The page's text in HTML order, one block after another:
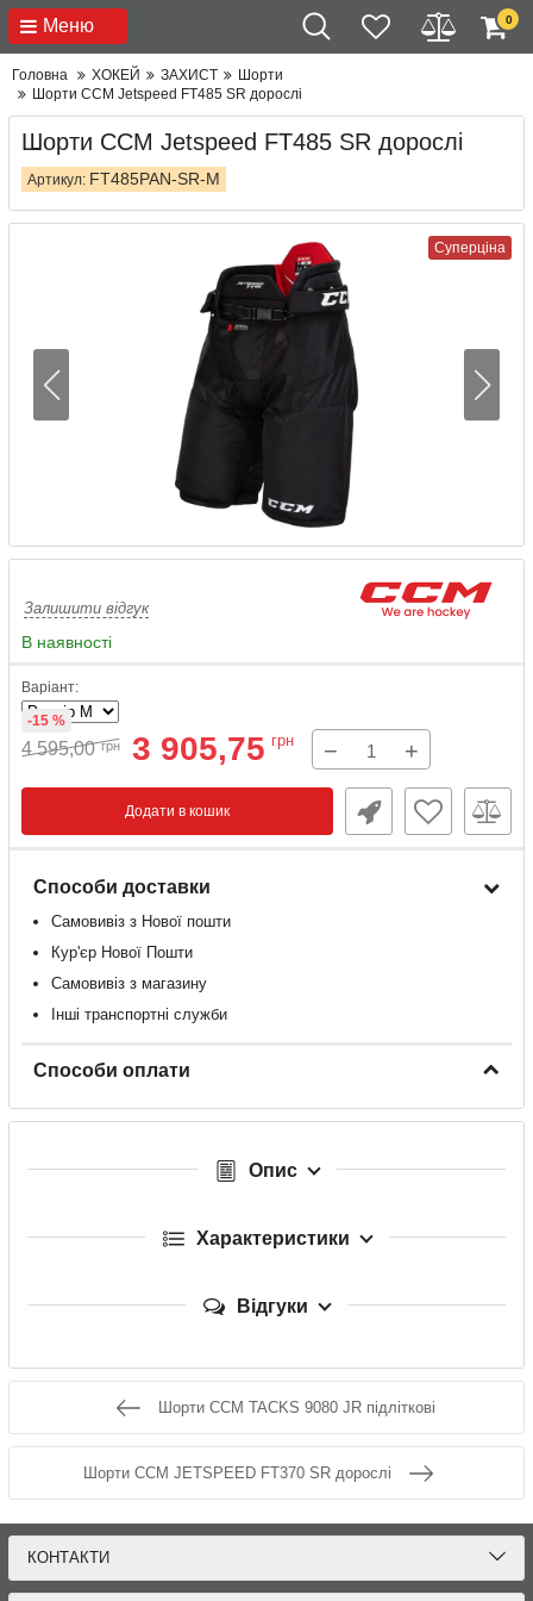
Меню 0
Головна ХОКЕЙ ЗАХИСТ
Шорти
Шорти CCM Jetspeed FT485 SR дорослі
Шорти CCM Jetspeed FT485 SR дорослі
Артикул: FT485PAN-SR-M
Суперціна
Залишити відгук
В наявності
Варіант:
4 595,00 грн 3 905,75 грн
-15 %
− +
Додати в кошик
Способи доставки
Самовивіз з Нової пошти
Кур'єр Нової Пошти
Самовивіз з магазину
Інші транспортні служби
Способи оплати
Опис
Характеристики
Відгуки
Шорти CCM TACKS 9080 JR підліткові
Шорти CCM JETSPEED FT370 SR дорослі
КОНТАКТИ